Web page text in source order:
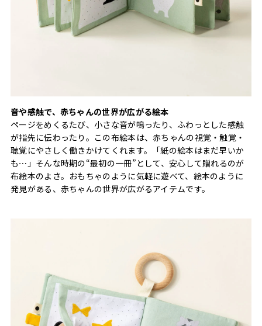
音や感触で、赤ちゃんの世界が広がる絵本
ページをめくるたび、小さな音が鳴ったり、ふわっとした感触
が指先に伝わったり。この布絵本は、赤ちゃんの視覚・触覚・
聴覚にやさしく働きかけてくれます。「紙の絵本はまだ早いか
も⋯」そんな時期の“最初の一冊”として、安心して贈れるのが
布絵本のよさ。おもちゃのように気軽に遊べて、絵本のように
発見がある、赤ちゃんの世界が広がるアイテムです。